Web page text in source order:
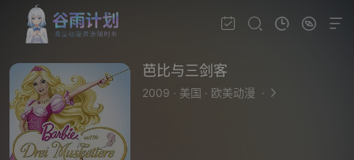
芭比与三剑客
2009 · 美国 · 欧美动漫 ·